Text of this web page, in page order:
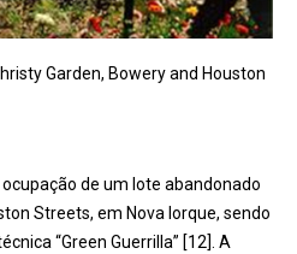
Garden, Bowery and Houston
de um lote abandonado
Streets, em Nova Iorque, sendo
“Green Guerrilla” [12]. A